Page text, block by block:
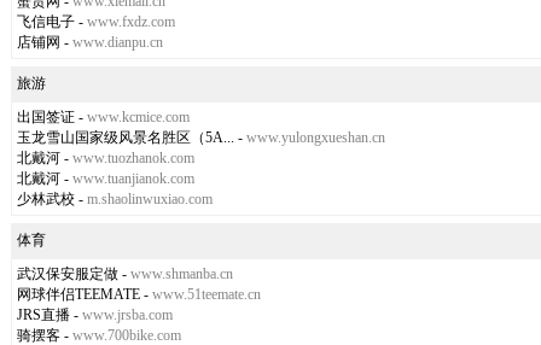
飞信电子 - www.fxdz.com
店铺网 - www.dianpu.cn
旅游
出国签证 - www.kcmice.com
玉龙雪山国家级风景名胜区（5A... - www.yulongxueshan.cn
北戴河 - www.tuozhanok.com
北戴河 - www.tuanjianok.com
少林武校 - m.shaolinwuxiao.com
体育
武汉保安服定做 - www.shmanba.cn
网球伴侣TEEMATE - www.51teemate.cn
JRS直播 - www.jrsba.com
骑摆客 - www.700bike.com